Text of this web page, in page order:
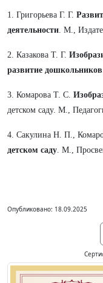
1. Григорьева Г. Г.
деятельности. М.,
2. Казакова Т. Г.
развитие дошкольников
3. Комарова Т. С.
детском саду. М.,
4. Сакулина Н. П.,
детском саду. М.,
Опубликовано: 18.09.2025